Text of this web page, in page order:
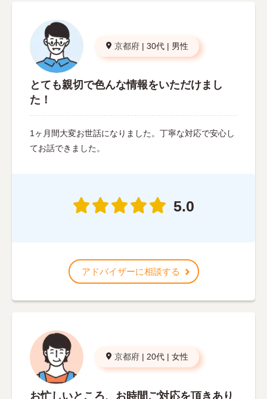
京都府 | 30代 | 男性
とても親切で色んな情報をいただけまし
た！
1ヶ月間大変お世話になりました。丁寧な対応で安心し
てお話できました。
5.0
アドバイザーに相談する
京都府 | 20代 | 女性
お忙しいところ、お時間ご対応を頂きあり